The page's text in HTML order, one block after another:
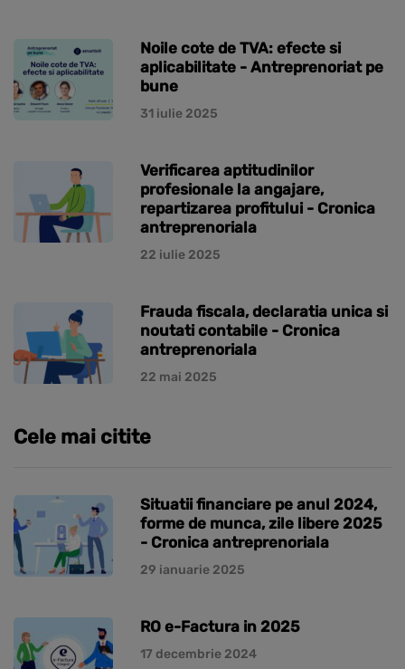
Noile cote de TVA: efecte si
aplicabilitate - Antreprenoriat pe
bune
31 iulie 2025
Verificarea aptitudinilor
profesionale la angajare,
repartizarea profitului - Cronica
antreprenoriala
22 iulie 2025
Frauda fiscala, declaratia unica si
noutati contabile - Cronica
antreprenoriala
22 mai 2025
Cele mai citite
Situatii financiare pe anul 2024,
forme de munca, zile libere 2025
- Cronica antreprenoriala
29 ianuarie 2025
RO e-Factura in 2025
17 decembrie 2024